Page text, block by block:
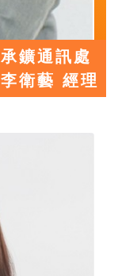
承鑛通訊處
李衛藝 經理